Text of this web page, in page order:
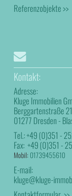
Referenzobjekte >>
Kontakt:
Adresse:
Kluge Immobilien
Berggartenstraße 21
01277 Dresden -
Tel.:+49 (0)351 -
Fax:+49 (0)351 -
Mobil: 01739455610
E-mail:
kluge@kluge-